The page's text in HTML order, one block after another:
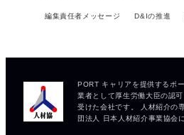
編集責任者メッセージ D&Iの推進